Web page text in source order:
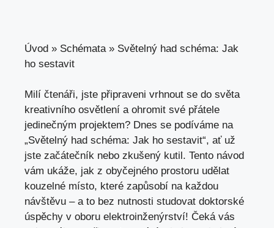
Úvod » Schémata» Světelný had schéma: Jak
ho sestavit
Milí čtenáři, jste připraveni vrhnout se do světa
kreativního osvětlení a ohromit své přátele
jedinečným projektem? Dnes se podíváme na
„Světelný had schéma: Jak ho sestavit“, ať už
jste začátečník nebo zkušený kutil. Tento návod
vám ukáže, jak z obyčejného prostoru udělat
kouzelné místo, které zapůsobí na každou
návštěvu – a to bez nutnosti studovat doktorské
úspěchy v oboru elektroinženýrství! Čeká vás